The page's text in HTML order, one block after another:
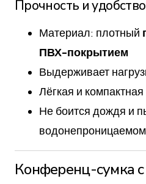
Прочность и удобство
Материал: плотный
ПВХ-покрытием
Выдерживает
Лёгкая и компактная
Не боится дождя и
Конференц-сумка